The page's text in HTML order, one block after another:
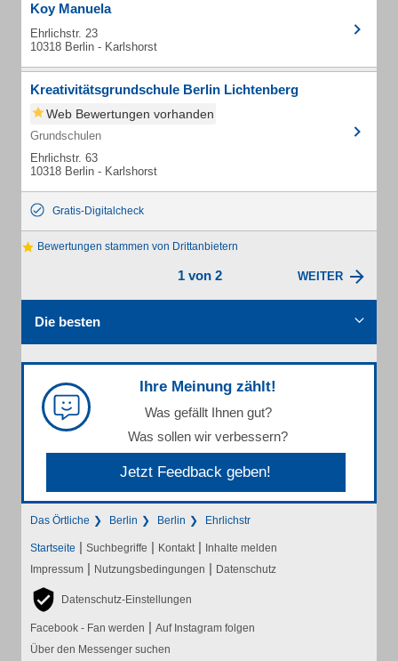
Koy Manuela
Ehrlichstr. 23
10318 Berlin - Karlshorst
Kreativitätsgrundschule Berlin Lichtenberg
Web Bewertungen vorhanden
Grundschulen
Ehrlichstr. 63
10318 Berlin - Karlshorst
Gratis-Digitalcheck
Bewertungen stammen von Drittanbietern
1 von 2 WEITER
Die besten
Ihre Meinung zählt!
Was gefällt Ihnen gut?
Was sollen wir verbessern?
Jetzt Feedback geben!
Das Örtliche Berlin Berlin Ehrlichstr
Startseite | Suchbegriffe | Kontakt | Inhalte melden
Impressum | Nutzungsbedingungen | Datenschutz
Datenschutz-Einstellungen
Facebook - Fan werden | Auf Instagram folgen
Über den Messenger suchen